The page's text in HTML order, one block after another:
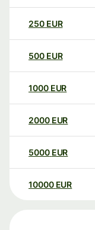
250 EUR
500 EUR
1000 EUR
2000 EUR
5000 EUR
10000 EUR